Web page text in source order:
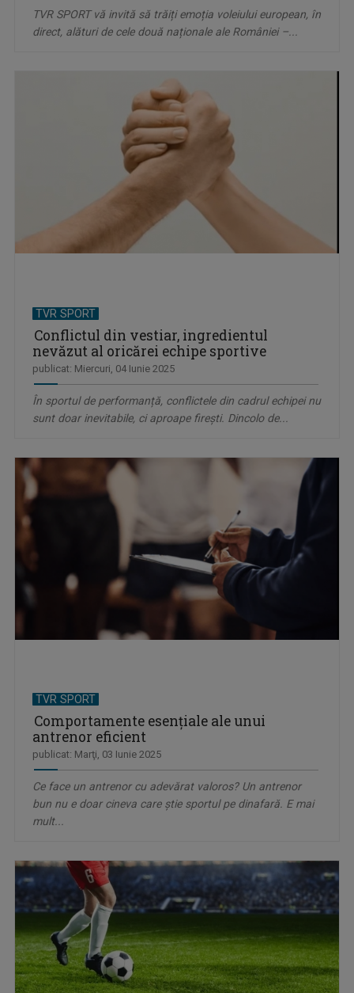
TVR SPORT vă invită să trăiți emoția voleiului european, în
direct, alături de cele două naționale ale României –...
TVR SPORT
Conflictul din vestiar, ingredientul
nevăzut al oricărei echipe sportive
publicat: Miercuri, 04 Iunie 2025
În sportul de performanță, conflictele din cadrul echipei nu
sunt doar inevitabile, ci aproape firești. Dincolo de...
TVR SPORT
Comportamente esențiale ale unui
antrenor eficient
publicat: Marţi, 03 Iunie 2025
Ce face un antrenor cu adevărat valoros? Un antrenor
bun nu e doar cineva care știe sportul pe dinafară. E mai
mult...